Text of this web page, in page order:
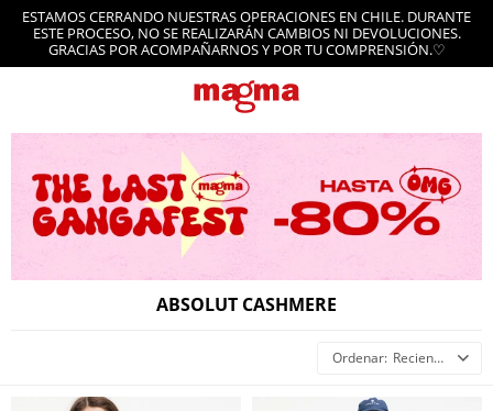
ESTAMOS CERRANDO NUESTRAS OPERACIONES EN CHILE. DURANTE
ESTE PROCESO, NO SE REALIZARÁN CAMBIOS NI DEVOLUCIONES.
GRACIAS POR ACOMPAÑARNOS Y POR TU COMPRENSIÓN.♡
ABSOLUT CASHMERE
Recientes